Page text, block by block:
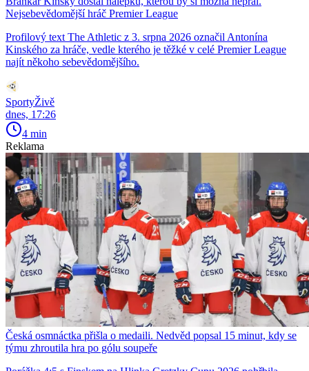
Nejsebevědomější hráč Premier League
Profilový text The Athletic z 3. srpna 2026 označil Antonína
Kinského za hráče, vedle kterého je těžké v celé Premier League
najít někoho sebevědomějšího.
SportyŽivě
dnes, 17:26
4 min
Reklama
Česká osmnáctka přišla o medaili. Nedvěd popsal 15 minut, kdy se
týmu zhroutila hra po gólu soupeře